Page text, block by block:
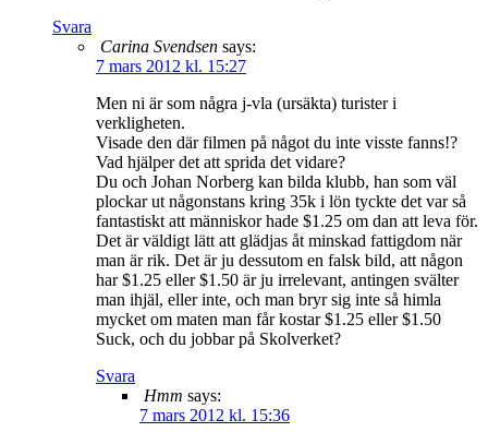
Svara
Carina Svendsen says:
7 mars 2012 kl. 15:27
Men ni är som några j-vla (ursäkta) turister i
verkligheten.
Visade den där filmen på något du inte visste fanns!?
Vad hjälper det att sprida det vidare?
Du och Johan Norberg kan bilda klubb, han som väl
plockar ut någonstans kring 35k i lön tyckte det var så
fantastiskt att människor hade $1.25 om dan att leva för.
Det är väldigt lätt att glädjas åt minskad fattigdom när
man är rik. Det är ju dessutom en falsk bild, att någon
har $1.25 eller $1.50 är ju irrelevant, antingen svälter
man ihjäl, eller inte, och man bryr sig inte så himla
mycket om maten man får kostar $1.25 eller $1.50
Suck, och du jobbar på Skolverket?
Svara
Hmm says:
7 mars 2012 kl. 15:36